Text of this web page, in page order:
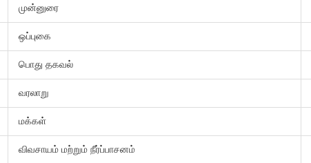
முன்னுரை
ஒப்புகை
பொது தகவல்
வரலாறு
மக்கள்
விவசாயம் மற்றும் நீர்ப்பாசனம்